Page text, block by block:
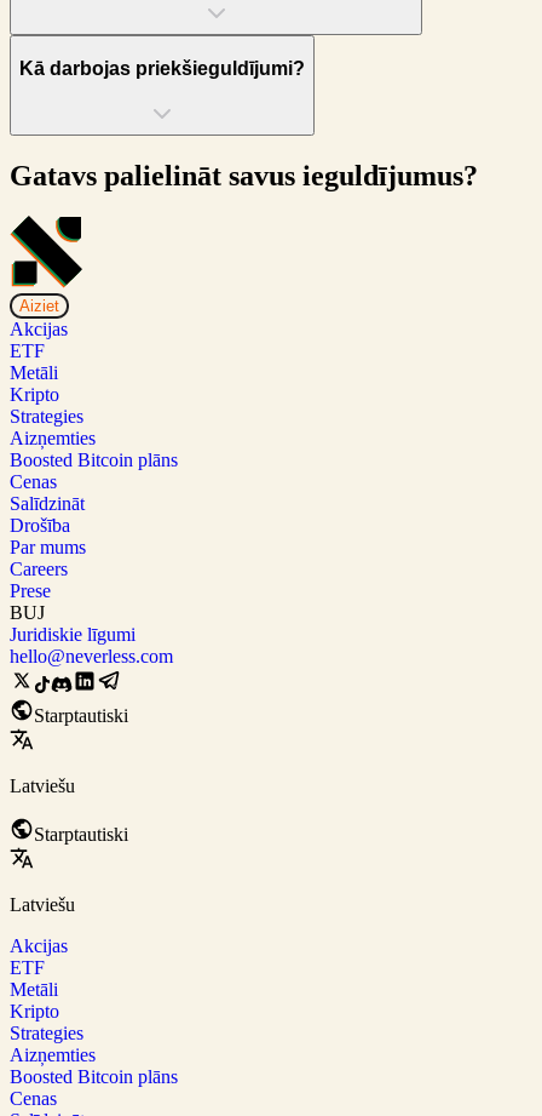
Kā darbojas priekšieguldījumi?
Gatavs palielināt savus ieguldījumus?
Aiziet
Akcijas
ETF
Metāli
Kripto
Strategies
Aizņemties
Boosted Bitcoin plāns
Cenas
Salīdzināt
Drošība
Par mums
Careers
Prese
BUJ
Juridiskie līgumi
hello@neverless.com
Starptautiski
Latviešu
Starptautiski
Latviešu
Akcijas
ETF
Metāli
Kripto
Strategies
Aizņemties
Boosted Bitcoin plāns
Cenas